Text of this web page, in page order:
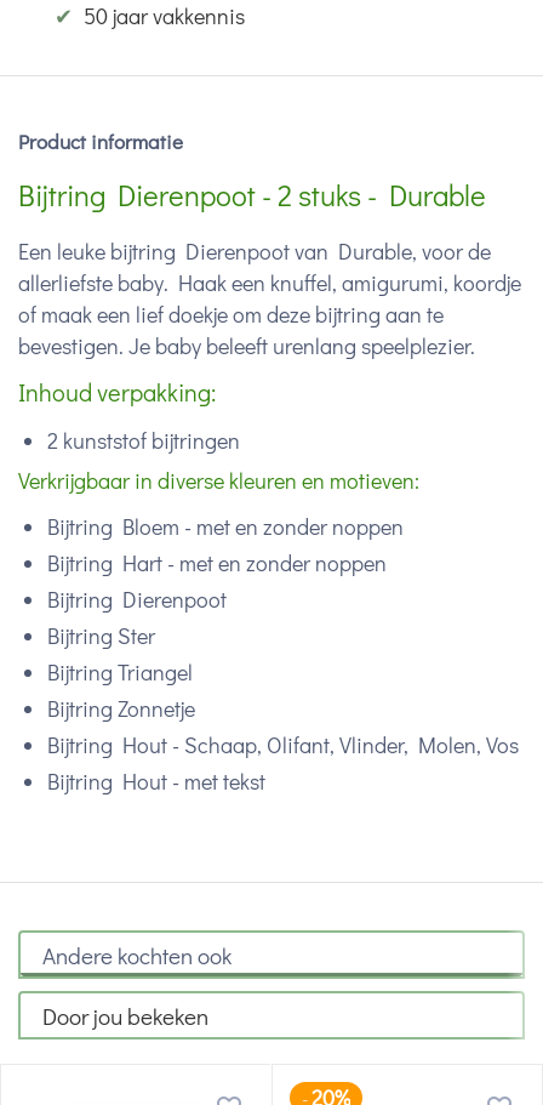
✔ 50 jaar vakkennis
Product informatie
Bijtring Dierenpoot - 2 stuks - Durable
Een leuke bijtring Dierenpoot van Durable, voor de
allerliefste baby. Haak een knuffel, amigurumi, koordje
of maak een lief doekje om deze bijtring aan te
bevestigen. Je baby beleeft urenlang speelplezier.
Inhoud verpakking:
2 kunststof bijtringen
Verkrijgbaar in diverse kleuren en motieven:
Bijtring Bloem - met en zonder noppen
Bijtring Hart - met en zonder noppen
Bijtring Dierenpoot
Bijtring Ster
Bijtring Triangel
Bijtring Zonnetje
Bijtring Hout - Schaap, Olifant, Vlinder, Molen, Vos
Bijtring Hout - met tekst
Andere kochten ook
Door jou bekeken
-20%